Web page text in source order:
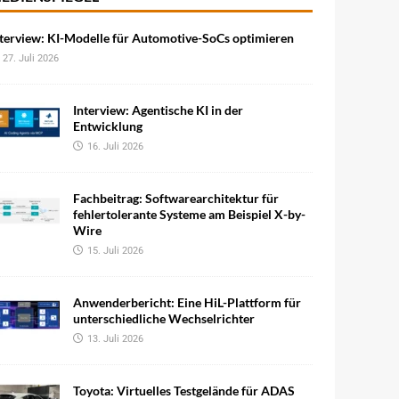
KI-Modelle für Automotive-SoCs optimieren
27. Juli 2026
Interview: Agentische KI in der
Entwicklung
16. Juli 2026
Fachbeitrag: Softwarearchitektur für
fehlertolerante Systeme am Beispiel X-by-
Wire
15. Juli 2026
Anwenderbericht: Eine HiL-Plattform für
unterschiedliche Wechselrichter
13. Juli 2026
Toyota: Virtuelles Testgelände für ADAS